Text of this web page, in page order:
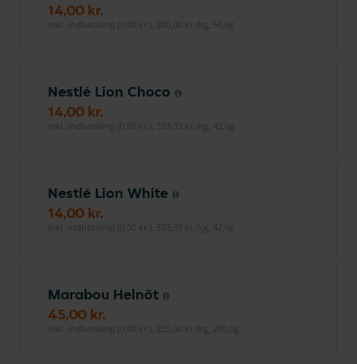
14,00 kr.
inkl. indbetaling (0,00 kr.), 280,00 kr./kg, 50,0g
Nestlé Lion Choco
14,00 kr.
inkl. indbetaling (0,00 kr.), 333,33 kr./kg, 42,0g
Nestlé Lion White
14,00 kr.
inkl. indbetaling (0,00 kr.), 333,33 kr./kg, 42,0g
Marabou Helnöt
45,00 kr.
inkl. indbetaling (0,00 kr.), 225,00 kr./kg, 200,0g